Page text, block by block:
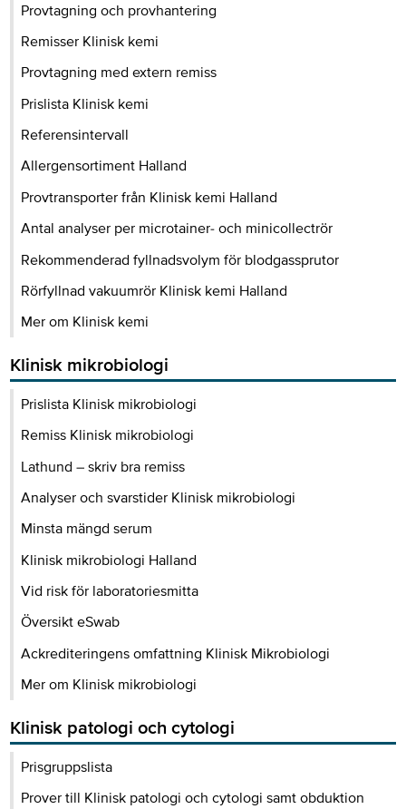
Provtagning och provhantering
Remisser Klinisk kemi
Provtagning med extern remiss
Prislista Klinisk kemi
Referensintervall
Allergensortiment Halland
Provtransporter från Klinisk kemi Halland
Antal analyser per microtainer- och minicollectrör
Rekommenderad fyllnadsvolym för blodgassprutor
Rörfyllnad vakuumrör Klinisk kemi Halland
Mer om Klinisk kemi
Klinisk mikrobiologi
Prislista Klinisk mikrobiologi
Remiss Klinisk mikrobiologi
Lathund – skriv bra remiss
Analyser och svarstider Klinisk mikrobiologi
Minsta mängd serum
Klinisk mikrobiologi Halland
Vid risk för laboratoriesmitta
Översikt eSwab
Ackrediteringens omfattning Klinisk Mikrobiologi
Mer om Klinisk mikrobiologi
Klinisk patologi och cytologi
Prisgruppslista
Prover till Klinisk patologi och cytologi samt obduktion